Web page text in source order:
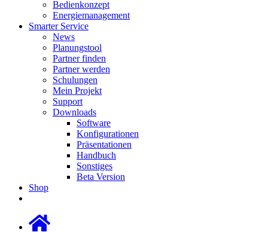
Bedienkonzept
Energiemanagement
Smarter Service
News
Planungstool
Partner finden
Partner werden
Schulungen
Mein Projekt
Support
Downloads
Software
Konfigurationen
Präsentationen
Handbuch
Sonstiges
Beta Version
Shop